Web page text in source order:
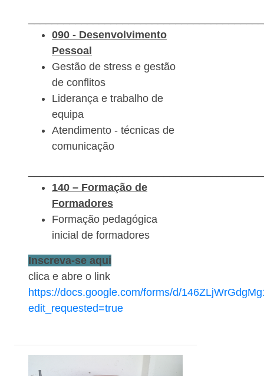
090 - Desenvolvimento
Pessoal
Gestão de stress e gestão
de conflitos
Liderança e trabalho de
equipa
Atendimento - técnicas de
comunicação
140 – Formação de
Formadores
Formação pedagógica
inicial de formadores
Inscreva-se aqui
clica e abre o link
https://docs.google.com/forms/d/
edit_requested=true